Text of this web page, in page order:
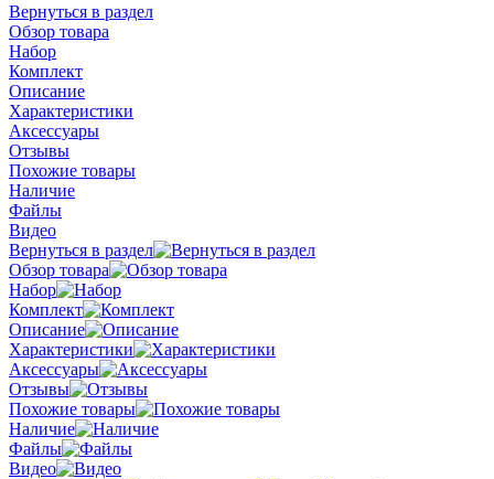
Вернуться в раздел
Обзор товара
Набор
Комплект
Описание
Характеристики
Аксессуары
Отзывы
Похожие товары
Наличие
Файлы
Видео
Вернуться в раздел
Обзор товара
Набор
Комплект
Описание
Характеристики
Аксессуары
Отзывы
Похожие товары
Наличие
Файлы
Видео